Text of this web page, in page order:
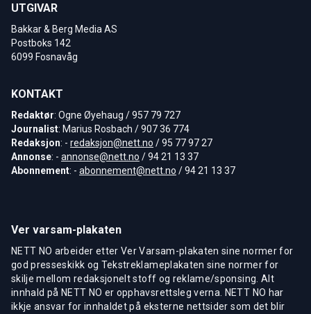
UTGIVAR
Bakkar & Berg Media AS
Postboks 142
6099 Fosnavåg
KONTAKT
Redaktør: Ogne Øyehaug / 957 79 727
Journalist: Marius Rosbach / 907 36 774
Redaksjon: - redaksjon@nett.no / 95 77 97 27
Annonse: - annonse@nett.no / 94 21 13 37
Abonnement: - abonnement@nett.no / 94 21 13 37
Ver varsam-plakaten
NETT NO arbeider etter Ver Varsam-plakaten sine normer for
god presseskikk og Tekstreklameplakaten sine normer for
skilje mellom redaksjonelt stoff og reklame/sponsing. Alt
innhald på NETT NO er opphavsrettsleg verna. NETT NO har
ikkje ansvar for innhaldet på eksterne nettsider som det blir